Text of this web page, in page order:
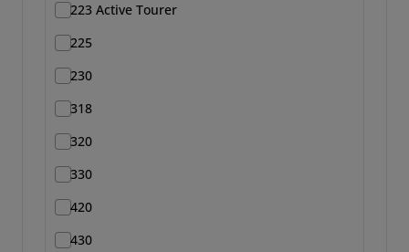
223 Active Tourer
225
230
318
320
330
420
430